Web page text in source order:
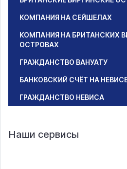
КОМПАНИЯ НА СЕЙШЕЛАХ
КОМПАНИЯ НА БРИТАНСКИХ
ОСТРОВАХ
ГРАЖДАНСТВО ВАНУАТУ
БАНКОВСКИЙ СЧЁТ НА
ГРАЖДАНСТВО НЕВИСА
Наши сервисы